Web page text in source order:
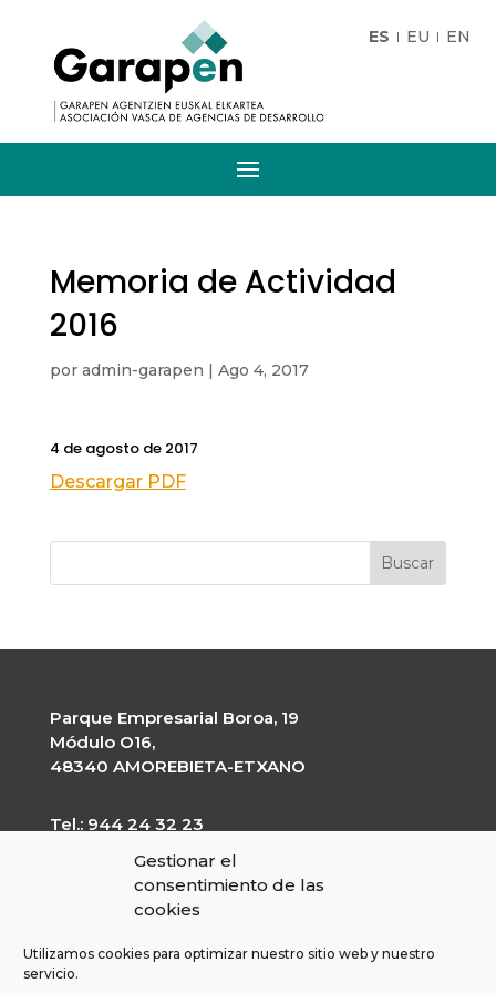
Gestionar el
consentimiento de las
cookies
Utilizamos cookies para optimizar nuestro sitio web y nuestro
servicio.
ES EU EN
Memoria de Actividad
2016
por admin-garapen | Ago 4, 2017
4 de agosto de 2017
Descargar PDF
Parque Empresarial Boroa, 19
Módulo O16,
48340 AMOREBIETA-ETXANO
Tel.: 944 24 32 23
CIF: G-20227203